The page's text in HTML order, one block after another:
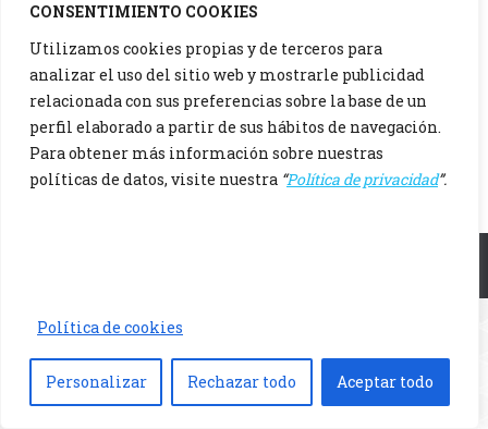
CONSENTIMIENTO COOKIES
Utilizamos cookies propias y de terceros para
analizar el uso del sitio web y mostrarle publicidad
relacionada con sus preferencias sobre la base de un
perfil elaborado a partir de sus hábitos de navegación.
Para obtener más información sobre nuestras
políticas de datos, visite nuestra “Política de privacidad”.
Política de cookies
Personalizar Rechazar todo Aceptar todo